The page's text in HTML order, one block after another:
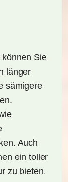
Sie
länger
sämigere
Auch
ein toller
zu bieten.